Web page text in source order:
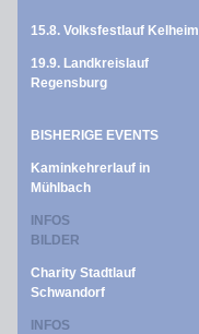
15.8. Volksfestlauf Kelheim
19.9. Landkreislauf
Regensburg
BISHERIGE EVENTS
Kaminkehrerlauf in
Mühlbach
INFOS
BILDER
Charity Stadtlauf
Schwandorf
INFOS